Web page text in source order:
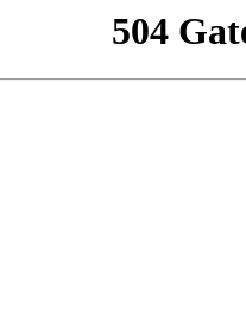
504